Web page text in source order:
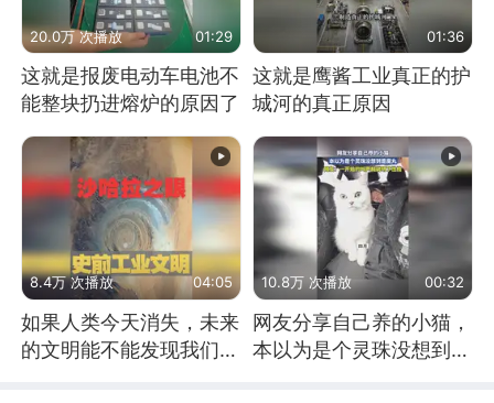
20.0万 次播放 01:29
这就是报废电动车电池不
能整块扔进熔炉的原因了
01:36
这就是鹰酱工业真正的护
城河的真正原因
8.4万 次播放 04:05
如果人类今天消失，未来
的文明能不能发现我们存
10.8万 次播放 00:32
网友分享自己养的小猫，
本以为是个灵珠没想到是